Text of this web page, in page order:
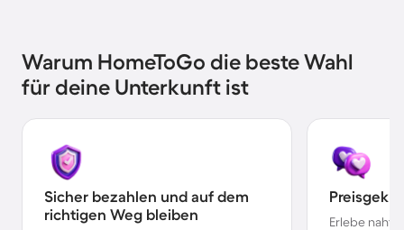
Warum HomeToGo die beste Wahl
für deine Unterkunft ist
Sicher bezahlen und auf dem
richtigen Weg bleiben
Erlebe